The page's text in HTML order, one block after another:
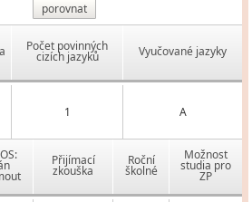
porovnat
Počet povinných
cizích jazyků Vyučované jazyky
1 A
Přijímací
zkouška
Roční
školné
Možnost
studia pro
ZP